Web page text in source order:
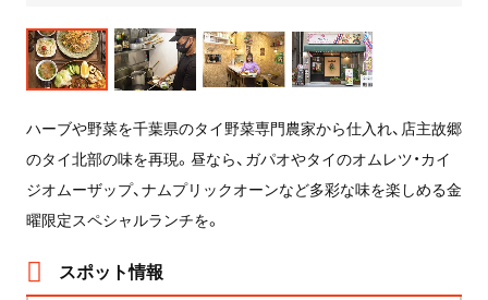
ハーブや野菜を千葉県のタイ野菜専門農家から仕入れ、店主故郷
のタイ北部の味を再現。昼なら、ガパオやタイのオムレツ・カイ
ジオムーザップ、ナムプリックオーンなど多彩な味を楽しめる金
曜限定スペシャルランチを。
スポット情報